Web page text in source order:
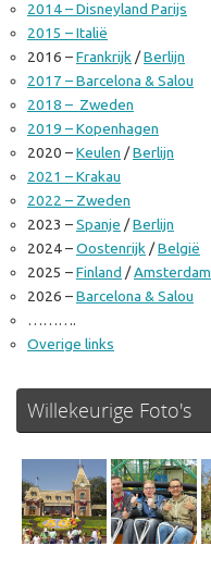
2014 – Disneyland Parijs
2015 – Italië
2016 –Frankrijk /Berlijn
2017 – Barcelona & Salou
2018 – Zweden
2019 – Kopenhagen
2020 –Keulen /Berlijn
2021 – Krakau
2022 – Zweden
2023 –Spanje /Berlijn
2024 –Oostenrijk /België
2025 –Finland /Amsterdam
2026 –Barcelona & Salou
……….
Overige links
Willekeurige Foto's